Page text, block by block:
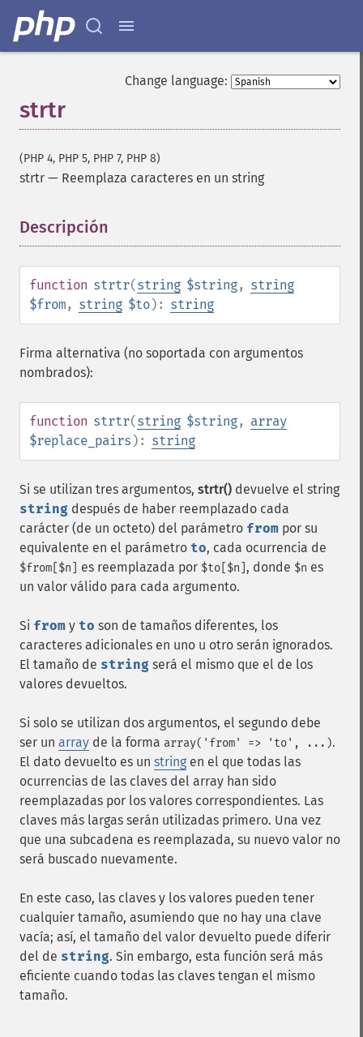
Change language:
strtr
(PHP 4, PHP 5, PHP 7, PHP 8)
strtr — Reemplaza caracteres en un string
Descripción
function strtr(string $string, string
$from, string $to): string
Firma alternativa (no soportada con argumentos
nombrados):
function strtr(string $string, array
$replace_pairs ): string
Si se utilizan tres argumentos, strtr() devuelve el string
string después de haber reemplazado cada
carácter (de un octeto) del parámetro from por su
equivalente en el parámetro to, cada ocurrencia de
$from[$n] es reemplazada por $to[$n] , donde $n es
un valor válido para cada argumento.
Si from y to son de tamaños diferentes, los
caracteres adicionales en uno u otro serán ignorados.
El tamaño de string será el mismo que el de los
valores devueltos.
Si solo se utilizan dos argumentos, el segundo debe
ser un array de la forma array('from' => 'to', ...).
El dato devuelto es un string en el que todas las
ocurrencias de las claves del array han sido
reemplazadas por los valores correspondientes. Las
claves más largas serán utilizadas primero. Una vez
que una subcadena es reemplazada, su nuevo valor no
será buscado nuevamente.
En este caso, las claves y los valores pueden tener
cualquier tamaño, asumiendo que no hay una clave
vacía; así, el tamaño del valor devuelto puede diferir
del de string. Sin embargo, esta función será más
eficiente cuando todas las claves tengan el mismo
tamaño.